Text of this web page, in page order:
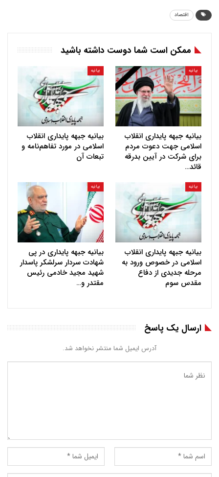
اقتصاد
ممکن است شما دوست داشته باشید
بیانیه
بیانیه جبهه پایداری انقلاب
اسلامی جهت دعوت مردم
برای شرکت در آیین بدرقه
قائد…
بیانیه
بیانیه جبهه پایداری انقلاب
اسلامی در مورد تفاهم‌نامه و
تبعات آن
بیانیه
بیانیه جبهه پایداری انقلاب
اسلامی در خصوص ورود به
مرحله جدیدی از دفاع
مقدس سوم
بیانیه
بیانیه جبهه پایداری در پی
شهادت سردار سرلشکر پاسدار
شهید مجید خادمی رئیس
مقتدر و…
ارسال یک پاسخ
آدرس ایمیل شما منتشر نخواهد شد.